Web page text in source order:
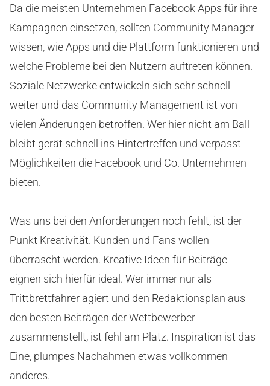
Da die meisten Unternehmen Facebook Apps für ihre
Kampagnen einsetzen, sollten Community Manager
wissen, wie Apps und die Plattform funktionieren und
welche Probleme bei den Nutzern auftreten können.
Soziale Netzwerke entwickeln sich sehr schnell
weiter und das Community Management ist von
vielen Änderungen betroffen. Wer hier nicht am Ball
bleibt gerät schnell ins Hintertreffen und verpasst
Möglichkeiten die Facebook und Co. Unternehmen
bieten.
Was uns bei den Anforderungen noch fehlt, ist der
Punkt Kreativität. Kunden und Fans wollen
überrascht werden. Kreative Ideen für Beiträge
eignen sich hierfür ideal. Wer immer nur als
Trittbrettfahrer agiert und den Redaktionsplan aus
den besten Beiträgen der Wettbewerber
zusammenstellt, ist fehl am Platz. Inspiration ist das
Eine, plumpes Nachahmen etwas vollkommen
anderes.